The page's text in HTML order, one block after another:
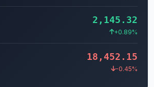
2,145.32
+0.89%
18,452.15
-0.45%